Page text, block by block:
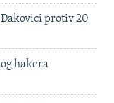
Đakovici protiv 20
hakera